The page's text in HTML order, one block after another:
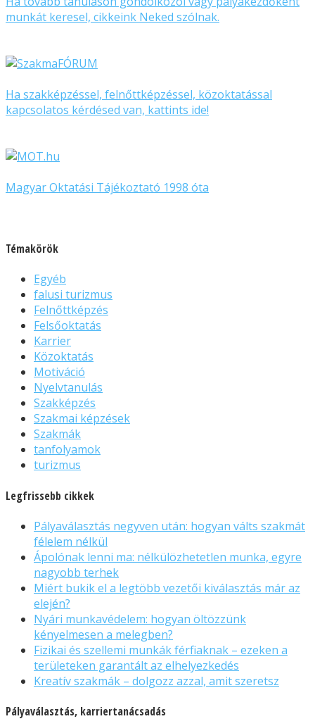
munkát keresel, cikkeink Neked szólnak.
Ha szakképzéssel, felnőttképzéssel, közoktatással
kapcsolatos kérdésed van, kattints ide!
Magyar Oktatási Tájékoztató 1998 óta
Témakörök
Egyéb
falusi turizmus
Felnőttképzés
Felsőoktatás
Karrier
Közoktatás
Motiváció
Nyelvtanulás
Szakképzés
Szakmai képzések
Szakmák
tanfolyamok
turizmus
Legfrissebb cikkek
Pályaválasztás negyven után: hogyan válts szakmát
félelem nélkül
Ápolónak lenni ma: nélkülözhetetlen munka, egyre
nagyobb terhek
Miért bukik el a legtöbb vezetői kiválasztás már az
elején?
Nyári munkavédelem: hogyan öltözzünk
kényelmesen a melegben?
Fizikai és szellemi munkák férfiaknak – ezeken a
területeken garantált az elhelyezkedés
Kreatív szakmák – dolgozz azzal, amit szeretsz
Pályaválasztás, karriertanácsadás